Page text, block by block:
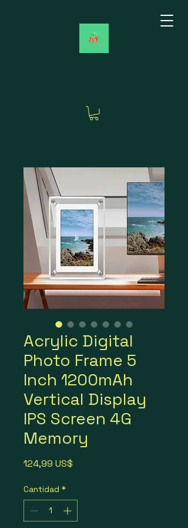
Acrylic Digital
Photo Frame 5
Inch 1200mAh
Vertical Display
IPS Screen 4G
Memory
124,99 US$
Cantidad *